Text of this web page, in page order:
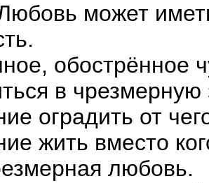
может
обострённое
в
оградить от
жить вместо
любовь.